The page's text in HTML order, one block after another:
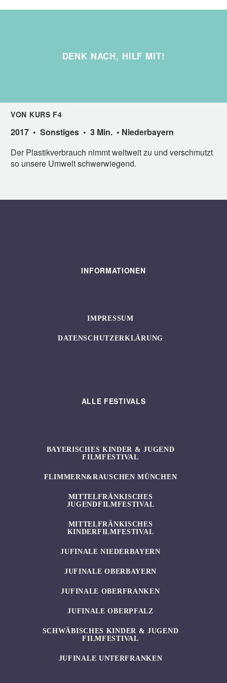
DENK NACH, HILF MIT!
VON KURS F4
2017 • Sonstiges • 3 Min. • Niederbayern
Der Plastikverbrauch nimmt weltweit zu und verschmutzt
so unsere Umwelt schwerwiegend.
INFORMATIONEN
IMPRESSUM
DATENSCHUTZERKLÄRUNG
ALLE FESTIVALS
BAYERISCHES KINDER & JUGEND
FILMFESTIVAL
FLIMMERN&RAUSCHEN MÜNCHEN
MITTELFRÄNKISCHES
JUGENDFILMFESTIVAL
MITTELFRÄNKISCHES
KINDERFILMFESTIVAL
JUFINALE NIEDERBAYERN
JUFINALE OBERBAYERN
JUFINALE OBERFRANKEN
JUFINALE OBERPFALZ
SCHWÄBISCHES KINDER & JUGEND
FILMFESTIVAL
JUFINALE UNTERFRANKEN